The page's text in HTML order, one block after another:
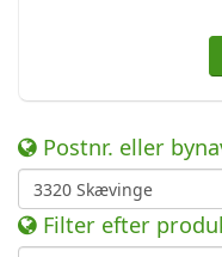
Postnr. eller
Filter efter